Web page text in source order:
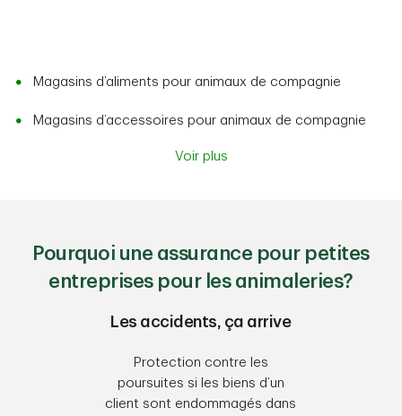
Magasins d’aliments pour animaux de compagnie
Magasins d’accessoires pour animaux de compagnie
Voir plus
Pourquoi une assurance pour petites
entreprises pour les animaleries?
Les accidents, ça arrive
Protection contre les
poursuites si les biens d’un
client sont endommagés dans